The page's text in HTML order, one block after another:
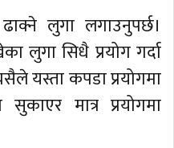
लुगा लगाउनुपर्छ।
लुगा सिधै प्रयोग गर्दा
यस्ता कपडा प्रयोगमा
मात्र प्रयोगमा